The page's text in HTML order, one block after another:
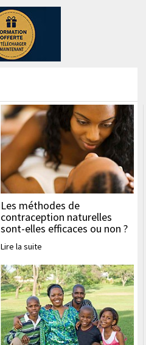
Les méthodes de
contraception naturelles
sont-elles efficaces ou non ?
Lire la suite